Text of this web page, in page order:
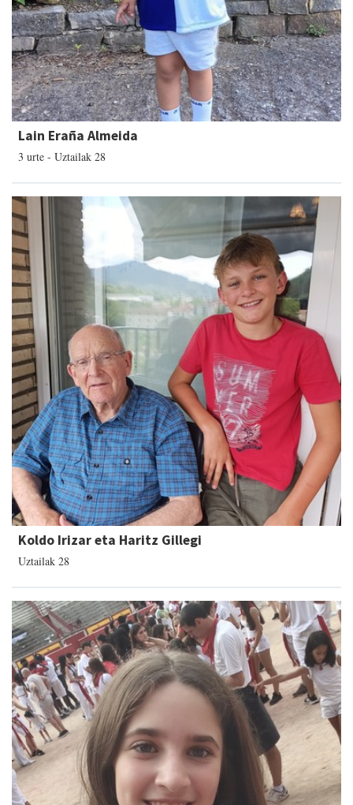
Lain Eraña Almeida
3 urte - Uztailak 28
Koldo Irizar eta Haritz Gillegi
Uztailak 28